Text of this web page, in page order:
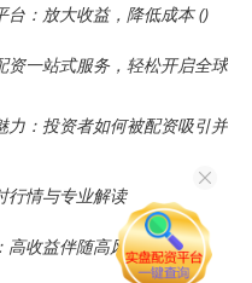
杆配资平台：放大收益，降低成本 ()
资一站式服务，轻松开启全球
力：投资者如何被配资吸引并
行情与专业解读
高收益伴随高风险，谨慎入